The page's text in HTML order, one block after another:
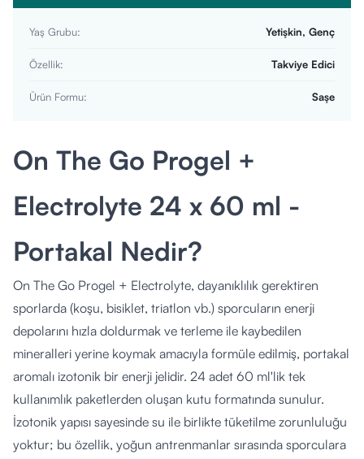
Yaş Grubu: Yetişkin, Genç
Özellik: Takviye Edici
Ürün Formu: Saşe
On The Go Progel +
Electrolyte 24 x 60 ml -
Portakal Nedir?
On The Go Progel + Electrolyte, dayanıklılık gerektiren
sporlarda (koşu, bisiklet, triatlon vb.) sporcuların enerji
depolarını hızla doldurmak ve terleme ile kaybedilen
mineralleri yerine koymak amacıyla formüle edilmiş, portakal
aromalı izotonik bir enerji jelidir. 24 adet 60 ml'lik tek
kullanımlık paketlerden oluşan kutu formatında sunulur.
İzotonik yapısı sayesinde su ile birlikte tüketilme zorunluluğu
yoktur; bu özellik, yoğun antrenmanlar sırasında sporculara